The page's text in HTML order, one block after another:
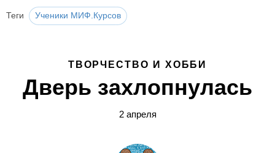
Теги Ученики МИФ.Курсов
ТВОРЧЕСТВО И ХОББИ
Дверь захлопнулась
2 апреля